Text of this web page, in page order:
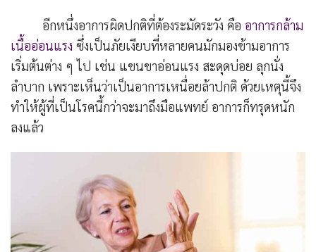
อีกหนึ่งอาการผิดปกติที่ต้องระมัดระวัง คือ อาการกล้าม
เนื้ออ่อนแรง ซึ่งเป็นภัยเงียบที่หลายคนมักมองข้ามอาการ
เริ่มต้นต่าง ๆ ไป เช่น แขนขาอ่อนแรง สะดุดบ่อย ลุกนั่ง
ลำบาก เพราะเห็นว่าเป็นอาการเหนื่อยล้าปกติ ด้วยเหตุนี้จึง
ทำให้ผู้ที่เป็นโรคนี้กว่าจะมาถึงมือแพทย์ อาการก็ทรุดหนัก
ลงแล้ว